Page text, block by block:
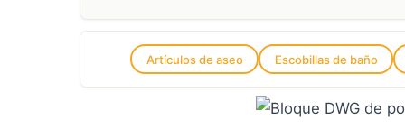
Artículos de aseo Escobillas de baño